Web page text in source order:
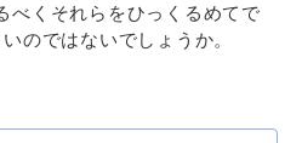
べくそれらをひっくるめてで
のではないでしょうか。